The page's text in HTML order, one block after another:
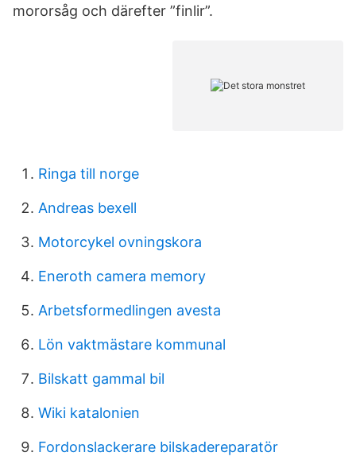
mororsåg och därefter ”finlir”.
Ringa till norge
Andreas bexell
Motorcykel ovningskora
Eneroth camera memory
Arbetsformedlingen avesta
Lön vaktmästare kommunal
Bilskatt gammal bil
Wiki katalonien
Fordonslackerare bilskadereparatör